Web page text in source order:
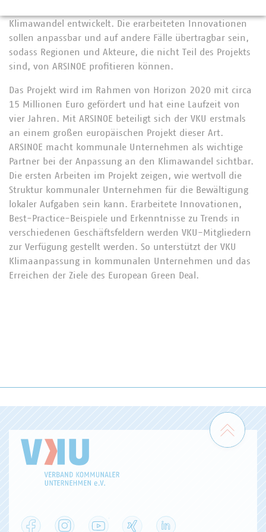
Klimawandel entwickelt. Die erarbeiteten Innovationen
sollen anpassbar und auf andere Fälle übertragbar sein,
sodass Regionen und Akteure, die nicht Teil des Projekts
sind, von ARSINOE profitieren können.
Das Projekt wird im Rahmen von Horizon 2020 mit circa
15 Millionen Euro gefördert und hat eine Laufzeit von
vier Jahren. Mit ARSINOE beteiligt sich der VKU erstmals
an einem großen europäischen Projekt dieser Art.
ARSINOE macht kommunale Unternehmen als wichtige
Partner bei der Anpassung an den Klimawandel sichtbar.
Die ersten Arbeiten im Projekt zeigen, wie wertvoll die
Struktur kommunaler Unternehmen für die Bewältigung
lokaler Aufgaben sein kann. Erarbeitete Innovationen,
Best-Practice-Beispiele und Erkenntnisse zu Trends in
verschiedenen Geschäftsfeldern werden VKU-Mitgliedern
zur Verfügung gestellt werden. So unterstützt der VKU
Klimaanpassung in kommunalen Unternehmen und das
Erreichen der Ziele des European Green Deal.
Zum
Facebook Instagram YouTube